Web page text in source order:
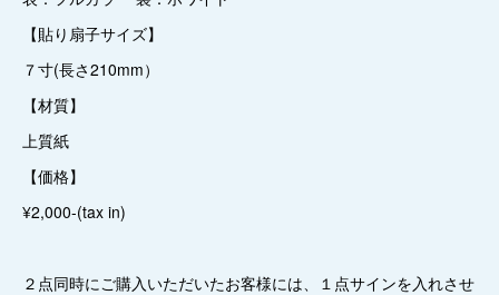
【貼り扇子サイズ】
７寸(長さ210mm）
【材質】
上質紙
【価格】
¥2,000-(tax in)
２点同時にご購入いただいたお客様には、１点サインを入れさせ